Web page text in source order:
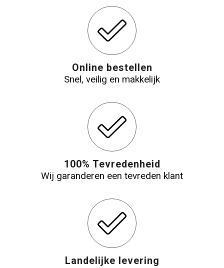
Online bestellen
Snel, veilig en makkelijk
100% Tevredenheid
Wij garanderen een tevreden klant
Landelijke levering